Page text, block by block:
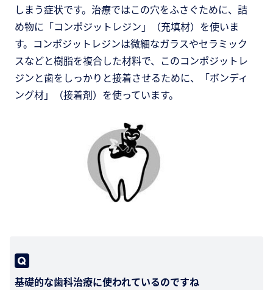
しまう症状です。治療ではこの穴をふさぐために、詰
め物に「コンポジットレジン」（充填材）を使いま
す。コンポジットレジンは微細なガラスやセラミック
スなどと樹脂を複合した材料で、このコンポジットレ
ジンと歯をしっかりと接着させるために、「ボンディ
ング材」（接着剤）を使っています。
基礎的な歯科治療に使われているのですね